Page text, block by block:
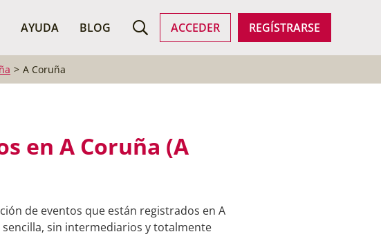
AYUDA BLOG ACCEDER REGÍSTRARSE
BUSCAR PROFESIONALES
A Coruña
en A Coruña (A
de eventos que están registrados en A
sin intermediarios y totalmente